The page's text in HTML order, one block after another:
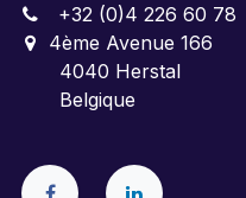
+32 (0)4 226 60 78
4ème Avenue 166
4040 Herstal
Belgique